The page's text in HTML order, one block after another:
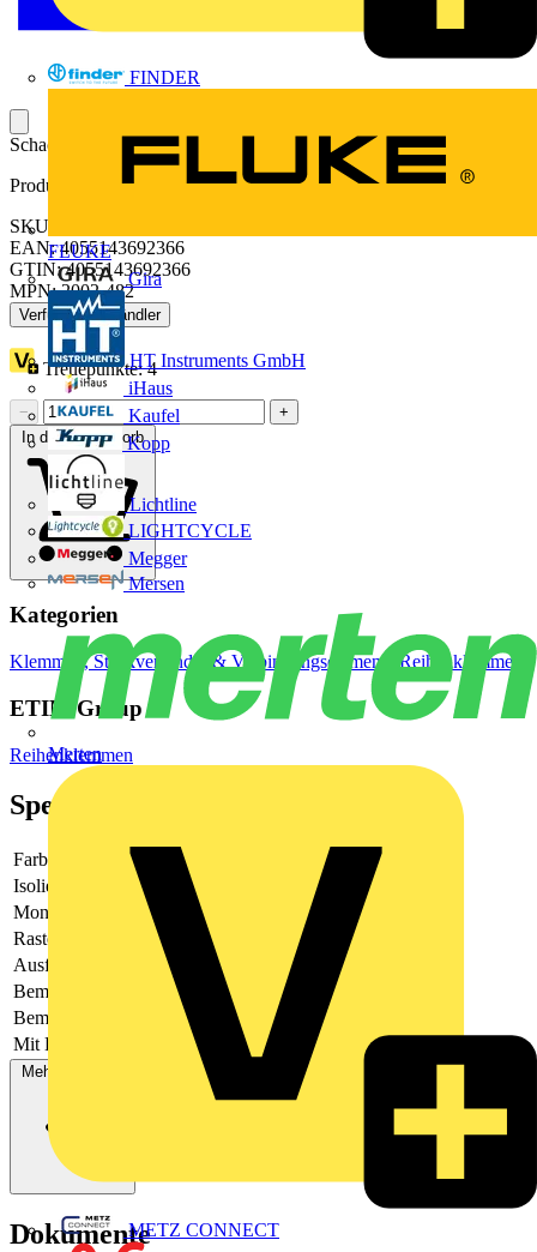
FINDER
FLUKE
Gira
HT Instruments GmbH
iHaus
Kaufel
Kopp
Lichtline
LIGHTCYCLE
Megger
Mersen
Merten
METZ CONNECT
Schachtelbrücker; 12-fach; isoliert; lichtgrau
Produktkennzeichen
SKU: 2002-482
EAN: 4055143692366
GTIN: 4055143692366
MPN: 2002-482
Verfügbar: 4 Händler
Treuepunkte:4
−
+
In den Warenkorb
Kategorien
Klemmen, Steckverbinder & Verbindungselemente Reihenklemmen
ETIM Group
Reihenklemmen
Spezifikationen
Farbe
grau
Isoliert
Ja
Montageart
steckbar
Rastermaß
5.2
Ausführung
Schachtelverbinder
Bemessungsspannung
Bemessungsstrom In
25
Mit Berührungsschutz
Ja
Mehr anzeigen
Dokumente